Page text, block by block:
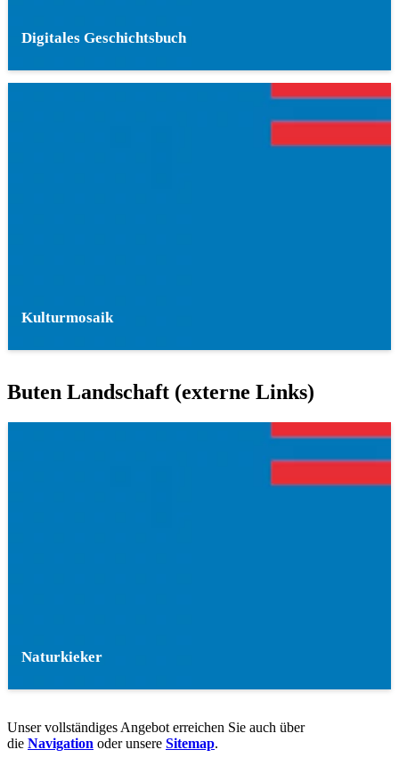
Digitales Geschichtsbuch
Kulturmosaik
Buten Landschaft (externe Links)
Naturkieker
Unser vollständiges Angebot erreichen Sie auch über
die Navigation oder unsere Sitemap.